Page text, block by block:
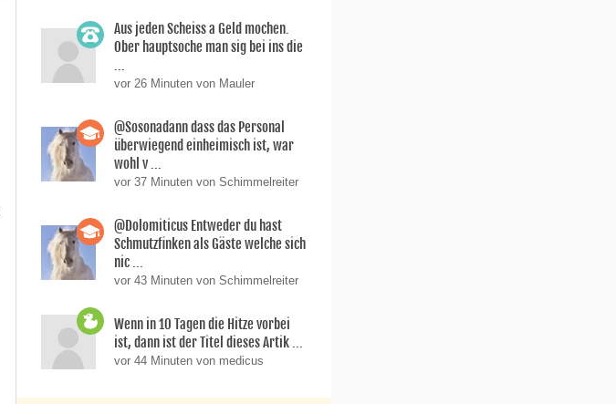
Aus jeden Scheiss a Geld mochen.
Ober hauptsoche man sig bei ins die
...
vor 26 Minuten von Mauler
@Sosonadann dass das Personal
überwiegend einheimisch ist, war
wohl v ...
vor 37 Minuten von Schimmelreiter
@Dolomiticus Entweder du hast
Schmutzfinken als Gäste welche sich
nic ...
vor 43 Minuten von Schimmelreiter
Wenn in 10 Tagen die Hitze vorbei
ist, dann ist der Titel dieses Artik ...
vor 44 Minuten von medicus